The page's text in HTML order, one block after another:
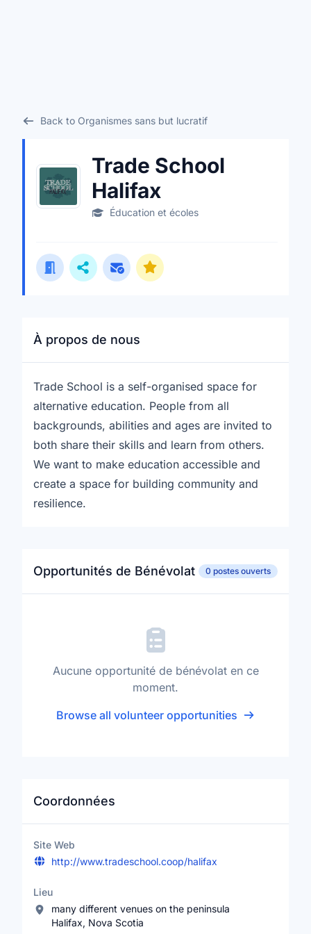
Back to Organismes sans but lucratif
Trade School
Halifax
Éducation et écoles
À propos de nous
Trade School is a self-organised space for
alternative education. People from all
backgrounds, abilities and ages are invited to
both share their skills and learn from others.
We want to make education accessible and
create a space for building community and
resilience.
Opportunités de Bénévolat 0 postes ouverts
Aucune opportunité de bénévolat en ce
moment.
Browse all volunteer opportunities
Coordonnées
Site Web
http://www.tradeschool.coop/halifax
Lieu
many different venues on the peninsula
Halifax, Nova Scotia